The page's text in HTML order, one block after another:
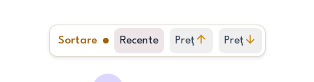
Sortare Recente Preț
crescător
Preț
descrescător